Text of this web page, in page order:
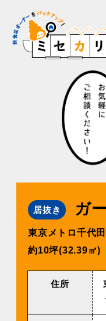
居抜き ガ
東京メトロ千代
約10坪(32.39㎡)
住所